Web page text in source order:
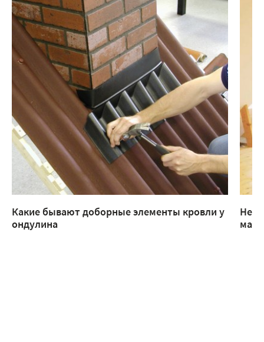
Какие бывают доборные элементы кровли у
ондулина